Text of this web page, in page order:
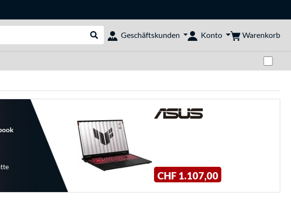
Suche durchführen
Geschäftskunden Konto Warenkorb
CHF 1.107,00